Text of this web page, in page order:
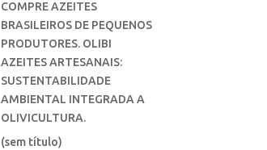
COMPRE AZEITES
BRASILEIROS DE PEQUENOS
PRODUTORES. OLIBI
AZEITES ARTESANAIS:
SUSTENTABILIDADE
AMBIENTAL INTEGRADA A
OLIVICULTURA.
(sem título)